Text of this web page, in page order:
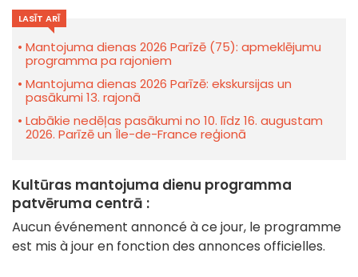
LASĪT ARĪ
Mantojuma dienas 2026 Parīzē (75): apmeklējumu
programma pa rajoniem
Mantojuma dienas 2026 Parīzē: ekskursijas un
pasākumi 13. rajonā
Labākie nedēļas pasākumi no 10. līdz 16. augustam
2026. Parīzē un Île-de-France reģionā
Kultūras mantojuma dienu programma
patvēruma centrā :
Aucun événement annoncé à ce jour, le programme
est mis à jour en fonction des annonces officielles.